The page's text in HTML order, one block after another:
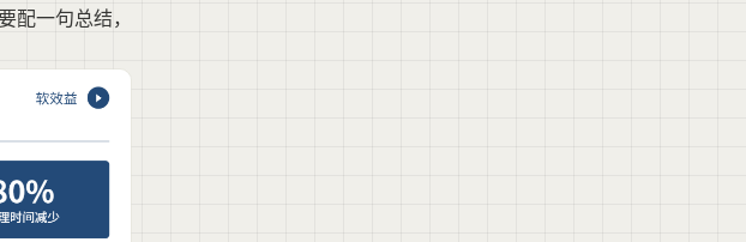
一句总结，